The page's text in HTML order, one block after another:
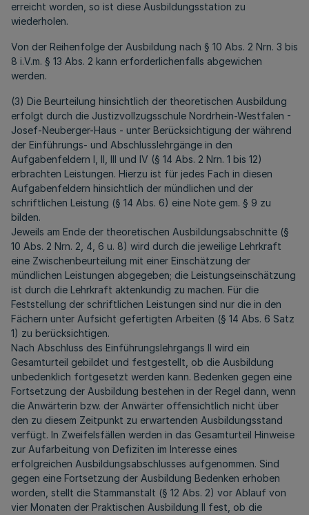
erreicht worden, so ist diese Ausbildungsstation zu
wiederholen.
Von der Reihenfolge der Ausbildung nach § 10 Abs. 2 Nrn. 3 bis
8 i.V.m. § 13 Abs. 2 kann erforderlichenfalls abgewichen
werden.
(3) Die Beurteilung hinsichtlich der theoretischen Ausbildung
erfolgt durch die Justizvollzugsschule Nordrhein-Westfalen -
Josef-Neuberger-Haus - unter Berücksichtigung der während
der Einführungs- und Abschlusslehrgänge in den
Aufgabenfeldern I, II, III und IV (§ 14 Abs. 2 Nrn. 1 bis 12)
erbrachten Leistungen. Hierzu ist für jedes Fach in diesen
Aufgabenfeldern hinsichtlich der mündlichen und der
schriftlichen Leistung (§ 14 Abs. 6) eine Note gem. § 9 zu
bilden.
Jeweils am Ende der theoretischen Ausbildungsabschnitte (§
10 Abs. 2 Nrn. 2, 4, 6 u. 8) wird durch die jeweilige Lehrkraft
eine Zwischenbeurteilung mit einer Einschätzung der
mündlichen Leistungen abgegeben; die Leistungseinschätzung
ist durch die Lehrkraft aktenkundig zu machen. Für die
Feststellung der schriftlichen Leistungen sind nur die in den
Fächern unter Aufsicht gefertigten Arbeiten (§ 14 Abs. 6 Satz
1) zu berücksichtigen.
Nach Abschluss des Einführungslehrgangs II wird ein
Gesamturteil gebildet und festgestellt, ob die Ausbildung
unbedenklich fortgesetzt werden kann. Bedenken gegen eine
Fortsetzung der Ausbildung bestehen in der Regel dann, wenn
die Anwärterin bzw. der Anwärter offensichtlich nicht über
den zu diesem Zeitpunkt zu erwartenden Ausbildungsstand
verfügt. In Zweifelsfällen werden in das Gesamturteil Hinweise
zur Aufarbeitung von Defiziten im Interesse eines
erfolgreichen Ausbildungsabschlusses aufgenommen. Sind
gegen eine Fortsetzung der Ausbildung Bedenken erhoben
worden, stellt die Stammanstalt (§ 12 Abs. 2) vor Ablauf von
vier Monaten der Praktischen Ausbildung II fest, ob die